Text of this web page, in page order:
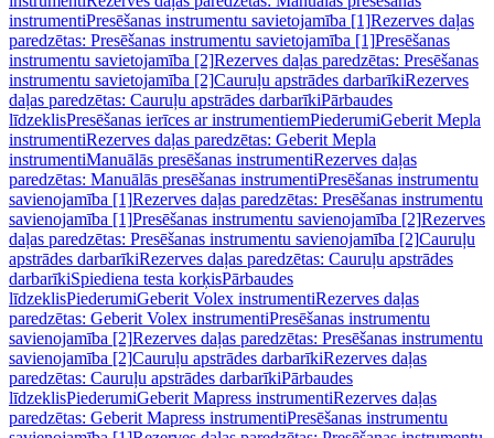
instrumentiPresēšanas instrumentu savietojamība [1]Rezerves daļas
paredzētas: Presēšanas instrumentu savietojamība [1]Presēšanas
instrumentu savietojamība [2]Rezerves daļas paredzētas: Presēšanas
instrumentu savietojamība [2]Cauruļu apstrādes darbarīkiRezerves
daļas paredzētas: Cauruļu apstrādes darbarīkiPārbaudes
līdzeklisPresēšanas ierīces ar instrumentiemPiederumiGeberit Mepla
instrumentiRezerves daļas paredzētas: Geberit Mepla
instrumentiManuālās presēšanas instrumentiRezerves daļas
paredzētas: Manuālās presēšanas instrumentiPresēšanas instrumentu
savienojamība [1]Rezerves daļas paredzētas: Presēšanas instrumentu
savienojamība [1]Presēšanas instrumentu savienojamība [2]Rezerves
daļas paredzētas: Presēšanas instrumentu savienojamība [2]Cauruļu
apstrādes darbarīkiRezerves daļas paredzētas: Cauruļu apstrādes
darbarīkiSpiediena testa korķisPārbaudes
līdzeklisPiederumiGeberit Volex instrumentiRezerves daļas
paredzētas: Geberit Volex instrumentiPresēšanas instrumentu
savienojamība [2]Rezerves daļas paredzētas: Presēšanas instrumentu
savienojamība [2]Cauruļu apstrādes darbarīkiRezerves daļas
paredzētas: Cauruļu apstrādes darbarīkiPārbaudes
līdzeklisPiederumiGeberit Mapress instrumentiRezerves daļas
paredzētas: Geberit Mapress instrumentiPresēšanas instrumentu